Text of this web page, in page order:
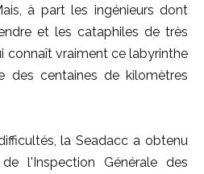
à part les ingénieurs dont
et les cataphiles de très
connaît vraiment ce labyrinthe
des centaines de kilomètres
la Seadacc a obtenu
l'Inspection Générale des